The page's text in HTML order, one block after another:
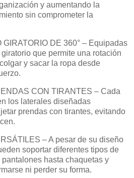
y aumentando la
sin comprometer la
DE 360° – Equipadas
que permite una rotación
y sacar la ropa desde
CON TIRANTES – Cada
los laterales diseñadas
prendas con tirantes, evitando
– A pesar de su diseño
soportar diferentes tipos de
hasta chaquetas y
ni perder su forma.